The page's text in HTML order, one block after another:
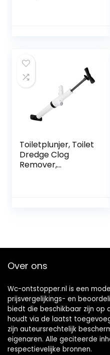
Pijp Klomp (Wit)
Toiletplunjer, Toilet
Dredge Clog
Remover,
Over ons
Wc-ontstopper.nl is een
prijsvergelijkings- en
biedt die beschikbaar zijn op
houdt via de laatst
zijn auteursrechtelijk
eigenaren. Alle geciteerde
respectievelijke bronnen.